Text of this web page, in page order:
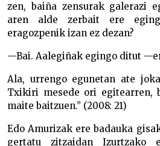
zen, baiña zensurak galerazi
aren alde zerbait ere
eragozpenik izan ez dezan?
—Bai. Aalegiñak egingo ditut
Ala, urrengo egunetan ate
Txikiri mesede ori egitearren,
maite baitzuen.” (2008: 21)
Edo Amurizak ere badauka
gertatu zitzaidan Izurtzako